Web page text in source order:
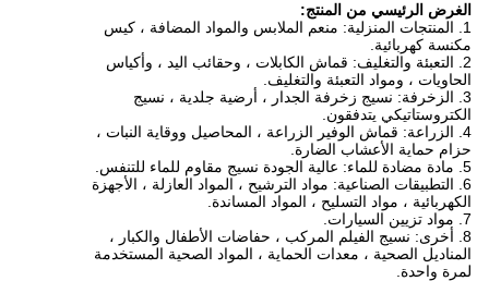
الغرض الرئيسي من المنتج:
1. المنتجات المنزلية: منعم الملابس والمواد المضافة ، كيس
مكنسة كهربائية.
2. التعبئة والتغليف: قماش الكابلات ، وحقائب اليد ، وأكياس
الحاويات ، ومواد التعبئة والتغليف.
3. الزخرفة: نسيج زخرفة الجدار ، أرضية جلدية ، نسيج
الكتروستاتيكي يتدفقون.
4. الزراعة: قماش الوفير الزراعة ، المحاصيل ووقاية النبات ،
حزام حماية الأعشاب الضارة.
5. مادة مضادة للماء: عالية الجودة نسيج مقاوم للماء للتنفس.
6. التطبيقات الصناعية: مواد الترشيح ، المواد العازلة ، الأجهزة
الكهربائية ، مواد التسليح ، المواد المساندة.
7. مواد تزيين السيارات.
8. أخرى: نسيج الفيلم المركب ، حفاضات الأطفال والكبار ،
المناديل الصحية ، معدات الحماية ، المواد الصحية المستخدمة
لمرة واحدة.